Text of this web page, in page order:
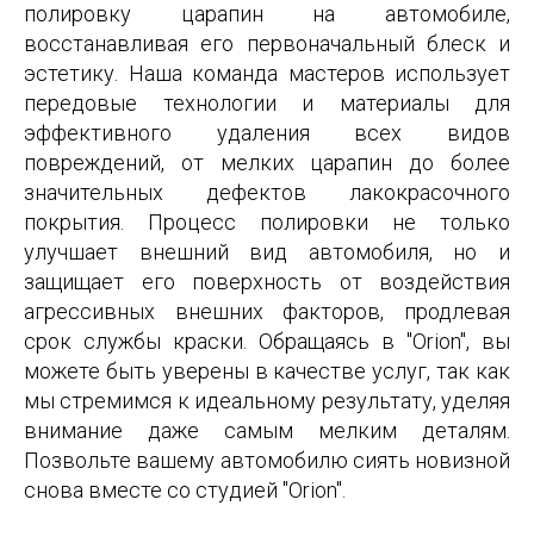
полировку царапин на автомобиле,
восстанавливая его первоначальный блеск и
эстетику. Наша команда мастеров использует
передовые технологии и материалы для
эффективного удаления всех видов
повреждений, от мелких царапин до более
значительных дефектов лакокрасочного
покрытия. Процесс полировки не только
улучшает внешний вид автомобиля, но и
защищает его поверхность от воздействия
агрессивных внешних факторов, продлевая
срок службы краски. Обращаясь в "Orion", вы
можете быть уверены в качестве услуг, так как
мы стремимся к идеальному результату, уделяя
внимание даже самым мелким деталям.
Позвольте вашему автомобилю сиять новизной
снова вместе со студией "Orion".